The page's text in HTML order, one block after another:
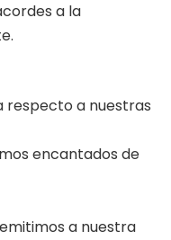
a la
respecto a nuestras
encantados de
a nuestra